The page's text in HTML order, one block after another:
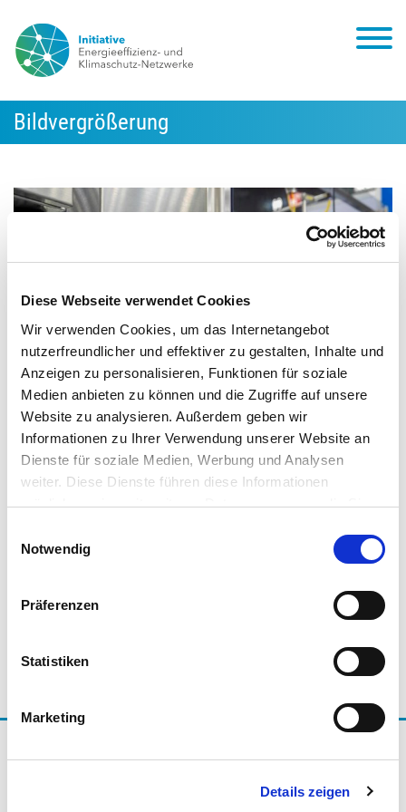
Diese Webseite verwendet Cookies
Wir verwenden Cookies, um das Internetangebot
nutzerfreundlicher und effektiver zu gestalten, Inhalte und
Anzeigen zu personalisieren, Funktionen für soziale
Medien anbieten zu können und die Zugriffe auf unsere
Website zu analysieren. Außerdem geben wir
Informationen zu Ihrer Verwendung unserer Website an
Dienste für soziale Medien, Werbung und Analysen
weiter. Diese Dienste führen diese Informationen
möglicherweise mit weiteren Daten zusammen, die Sie
Nutzung der Dienste gesammelt haben.
Notwendig
Präferenzen
Statistiken
Marketing
Details zeigen
Bildvergrößerung
Das ist ein Bild im Html-Element